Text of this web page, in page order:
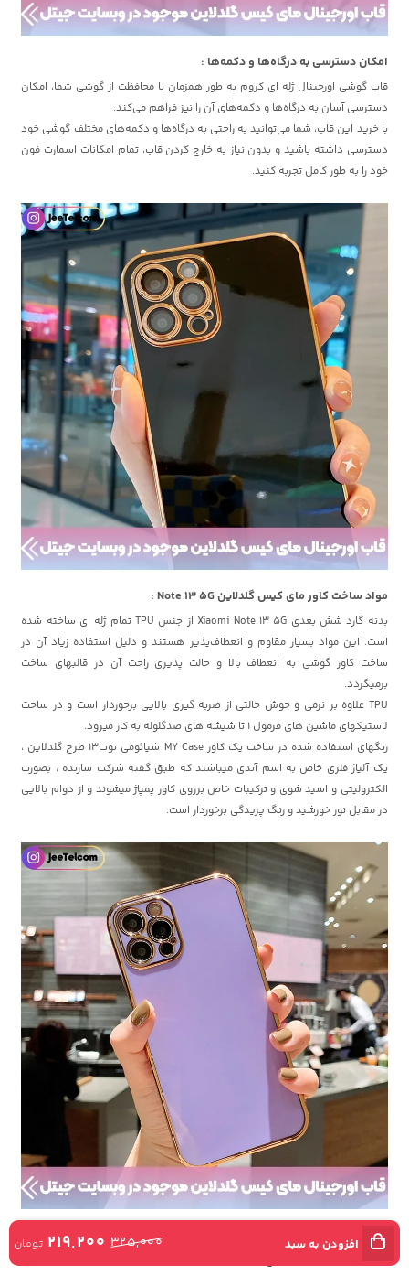
افزودن به سبد 325,000
219,200 تومان
امکان دسترسی به درگاه‌ها و دکمه‌ها :
قاب گوشی اورجینال ژله ای کروم به طور همزمان با محافظت از گوشی شما، امکان
دسترسی آسان به درگاه‌ها و دکمه‌های آن را نیز فراهم می‌کند.
با خرید این قاب، شما می‌توانید به راحتی به درگاه‌ها و دکمه‌های مختلف گوشی خود
دسترسی داشته باشید و بدون نیاز به خارج کردن قاب، تمام امکانات اسمارت فون
خود را به طور کامل تجربه کنید.
مواد ساخت کاور مای کیس گلدلاین Note 13 5G :
بدنه گارد شش بعدی Xiaomi Note 13 5G از جنس TPU تمام ژله ای ساخته شده
است. این مواد بسیار مقاوم و انعطاف‌پذیر هستند و دلیل استفاده زیاد آن در
ساخت کاور گوشی به انعطاف بالا و حالت پذیری راحت آن در قالبهای ساخت
برمیگردد.
TPU علاوه بر نرمی و خوش حالتی از ضربه گیری بالایی برخوردار است و در ساخت
لاستیکهای ماشین های فرمول 1 تا شیشه های ضدگلوله به کار میرود.
رنگهای استفاده شده در ساخت یک کاور MY Case شیائومی نوت13 طرح گلدلاین ،
یک آلیاژ فلزی خاص به اسم آندی میباشند که طبق گفته شرکت سازنده ، بصورت
الکترولیتی و اسید شوی و ترکیبات خاص برروی کاور پمپاژ میشوند و از دوام بالایی
در مقابل نور خورشید و رنگ پریدگی برخوردار است.
لمسی نرم و راحت :
لایه شش بعدی که بر سطح قاب درخشان مای کیس برای گوشی نوت سیزده کشیده